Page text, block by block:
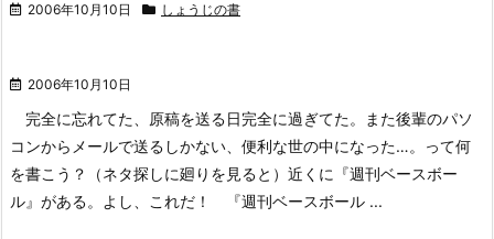
2006年10月10日 しょうじの書
2006年10月10日
完全に忘れてた、原稿を送る日完全に過ぎてた。また後輩のパソ
コンからメールで送るしかない、便利な世の中になった…。って何
を書こう？（ネタ探しに廻りを見ると）近くに『週刊ベースボー
ル』がある。よし、これだ！
『週刊ベースボール ...